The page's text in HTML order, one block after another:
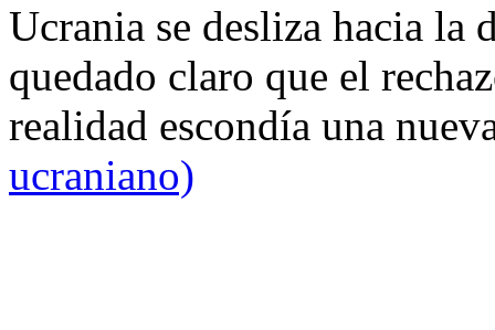
Ucrania se desliza hacia
quedado claro que el
realidad escondía una
ucraniano)